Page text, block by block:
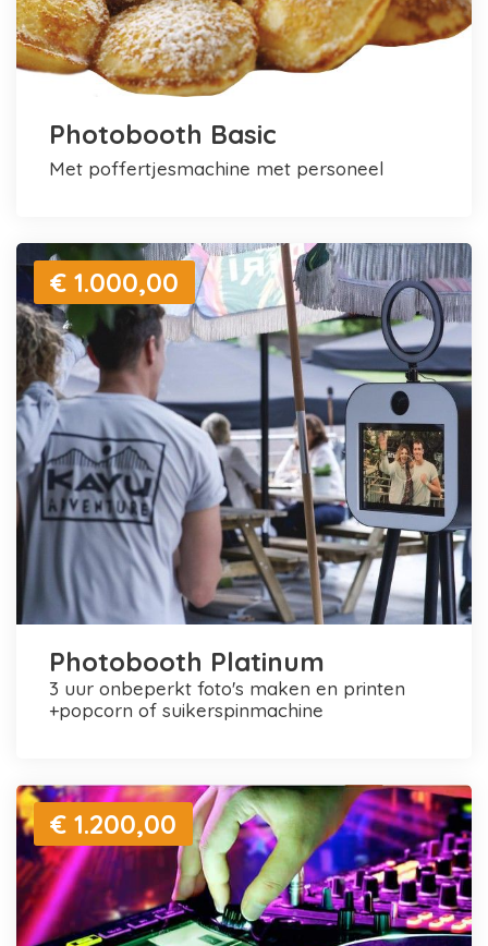
Photobooth Basic
met poffertjesmachine met personeel
€ 1.000,00
Photobooth Platinum
3 uur onbeperkt foto's maken en printen
+popcorn of suikerspinmachine
€ 1.200,00